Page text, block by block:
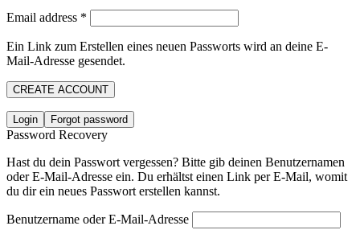
Email address *
Ein Link zum Erstellen eines neuen Passworts wird an deine E-
Mail-Adresse gesendet.
CREATE ACCOUNT
Login Forgot password
Password Recovery
Hast du dein Passwort vergessen? Bitte gib deinen Benutzernamen
oder E-Mail-Adresse ein. Du erhältst einen Link per E-Mail, womit
du dir ein neues Passwort erstellen kannst.
Benutzername oder E-Mail-Adresse